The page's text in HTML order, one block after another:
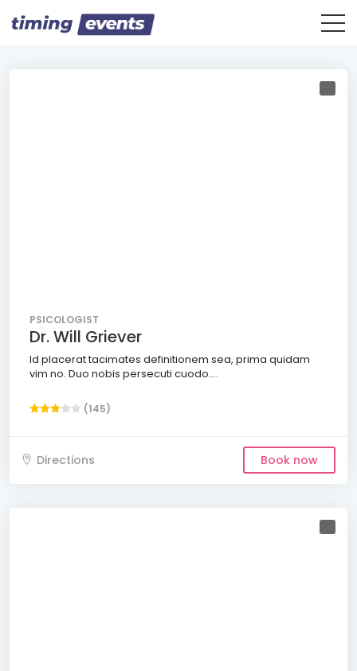
PSICOLOGIST
Dr. Will Griever
Id placerat tacimates definitionem sea, prima quidam
vim no. Duo nobis persecuti cuodo....
(145)
Directions Book now